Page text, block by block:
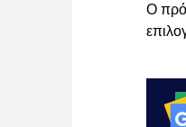
Ο